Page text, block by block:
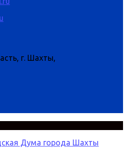
г. Шахты,
Дума города Шахты